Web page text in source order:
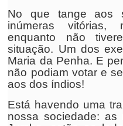
No que tange aos
inúmeras vitórias,
enquanto não
situação. Um dos
Maria da Penha. E
não podiam votar e
aos dos índios!
Está havendo uma
nossa sociedade: as